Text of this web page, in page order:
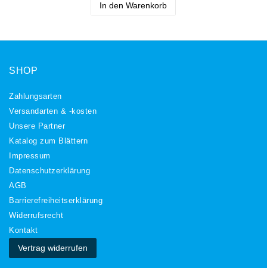
In den Warenkorb
SHOP
Zahlungsarten
Versandarten & -kosten
Unsere Partner
Katalog zum Blättern
Impressum
Daten­schutz­erklärung
AGB
Barrierefreiheitserklärung
Widerrufs­recht
Kontakt
Vertrag widerrufen